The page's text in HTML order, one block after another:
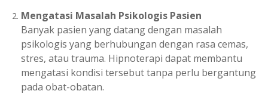
Mengatasi Masalah Psikologis Pasien
Banyak pasien yang datang dengan masalah
psikologis yang berhubungan dengan rasa cemas,
stres, atau trauma. Hipnoterapi dapat membantu
mengatasi kondisi tersebut tanpa perlu bergantung
pada obat-obatan.